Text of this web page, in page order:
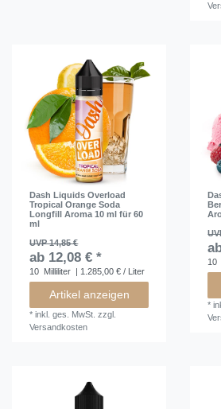
Dash Liquids Overload
Tropical Orange Soda
Longfill Aroma 10 ml für 60
ml
UVP 14,85 €
ab 12,08 € *
10 Milliliter | 1.285,00 € / Liter
Artikel anzeigen
*inkl. ges. MwSt. zzgl.
Versandkosten
10
*